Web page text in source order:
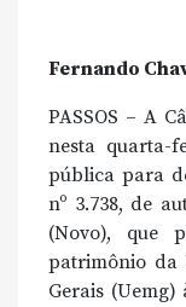
Fernando
PASSOS – A
nesta quarta-
pública para
nº 3.738, de
(Novo), que
patrimônio da
Gerais